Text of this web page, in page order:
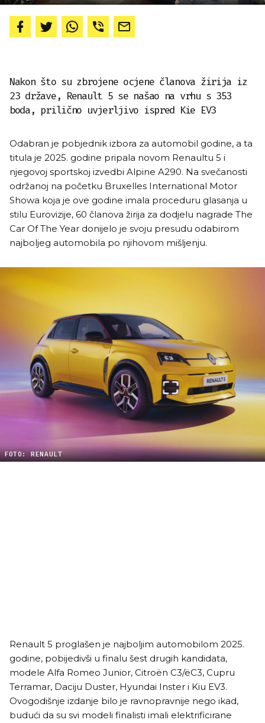
Nakon što su zbrojene ocjene članova žirija iz
23 države, Renault 5 se našao na vrhu s ​​353
boda, prilično uvjerljivo ispred Kie EV3
Odabran je pobjednik izbora za automobil godine, a ta
titula je 2025. godine pripala novom Renaultu 5 i
njegovoj sportskoj izvedbi Alpine A290. Na svečanosti
održanoj na početku Bruxelles International Motor
Showa koja je ove godine imala proceduru glasanja u
stilu Eurovizije, 60 članova žirija za dodjelu nagrade The
Car Of The Year donijelo je svoju presudu odabirom
najboljeg automobila po njihovom mišljenju.
FOTO: RENAULT
Renault 5 proglašen je najboljim automobilom 2025.
godine, pobijedivši u finalu šest drugih kandidata,
modele Alfa Romeo Junior, Citroën C3/ëC3, Cupru
Terramar, Daciju Duster, Hyundai Inster i Kiu EV3.
Ovogodišnje izdanje bilo je ravnopravnije nego ikad,
budući da su svi modeli finalisti imali elektrificirane